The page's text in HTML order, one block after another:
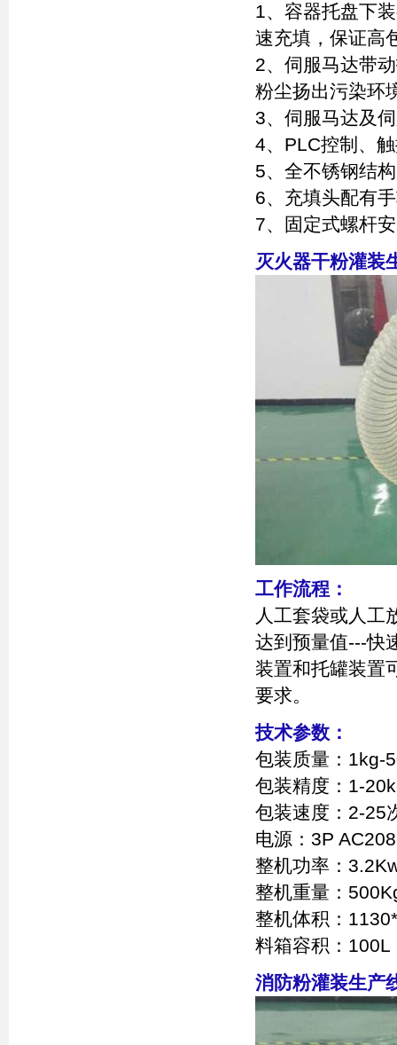
1、容器托盘下
速充填，保证高
2、伺服马达带
粉尘扬出污染环
3、伺服马达及
4、PLC控制、
5、全不锈钢结
6、充填头配有
7、固定式螺杆
灭火器干粉灌装
工作流程：
人工套袋或人工
达到预量值---快
装置和托罐装置
要求。
技术参数：
包装质量：1kg-
包装精度：1-
包装速度：2-25
电源：3P
整机功率：
整机重量：
整机体积：
料箱容积：100L
消防粉灌装生产